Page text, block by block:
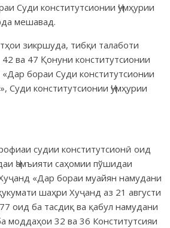
Суди конститутсионии Ҷумҳурии
мешавад.
зикршуда, тибқи талаботи
ва 47 Қонуни конститутсионии
«Дар бораи Суди конститутсионии
Суди конститутсионии Ҷумҳурии
судии конститутсионӣ оид
Ҷамъияти саҳомии пўшидаи
«Дар бораи муайян намудани
шаҳри Хуҷанд аз 21 августи
оид ба тасдиқ ва қабул намудани
моддаҳои 32 ва 36 Конститутсияи